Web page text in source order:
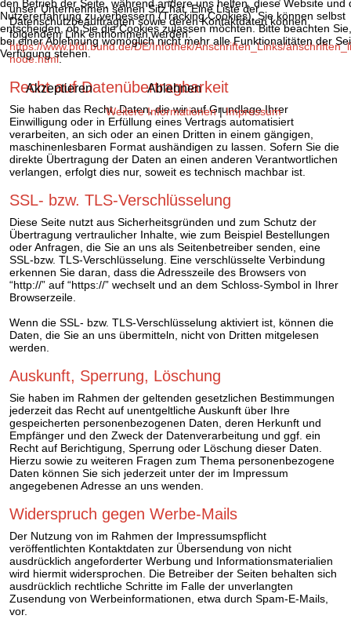
unser Unternehmen seinen Sitz hat. Eine Liste der
Datenschutzbeauftragten sowie deren Kontaktdaten können
folgendem Link entnommen werden:
https://www.bfdi.bund.de/DE/Infothek/Anschriften_Links/
node.html.
Recht auf Datenübertragbarkeit
Sie haben das Recht, Daten, die wir auf Grundlage Ihrer
Einwilligung oder in Erfüllung eines Vertrags automatisiert
verarbeiten, an sich oder an einen Dritten in einem gängigen,
maschinenlesbaren Format aushändigen zu lassen. Sofern Sie die
direkte Übertragung der Daten an einen anderen Verantwortlichen
verlangen, erfolgt dies nur, soweit es technisch machbar ist.
SSL- bzw. TLS-Verschlüsselung
Diese Seite nutzt aus Sicherheitsgründen und zum Schutz der
Übertragung vertraulicher Inhalte, wie zum Beispiel Bestellungen
oder Anfragen, die Sie an uns als Seitenbetreiber senden, eine
SSL-bzw. TLS-Verschlüsselung. Eine verschlüsselte Verbindung
erkennen Sie daran, dass die Adresszeile des Browsers von
“http://” auf “https://” wechselt und an dem Schloss-Symbol in Ihrer
Browserzeile.
Wenn die SSL- bzw. TLS-Verschlüsselung aktiviert ist, können die
Daten, die Sie an uns übermitteln, nicht von Dritten mitgelesen
werden.
Auskunft, Sperrung, Löschung
Sie haben im Rahmen der geltenden gesetzlichen Bestimmungen
jederzeit das Recht auf unentgeltliche Auskunft über Ihre
gespeicherten personenbezogenen Daten, deren Herkunft und
Empfänger und den Zweck der Datenverarbeitung und ggf. ein
Recht auf Berichtigung, Sperrung oder Löschung dieser Daten.
Hierzu sowie zu weiteren Fragen zum Thema personenbezogene
Daten können Sie sich jederzeit unter der im Impressum
angegebenen Adresse an uns wenden.
Widerspruch gegen Werbe-Mails
Der Nutzung von im Rahmen der Impressumspflicht
veröffentlichten Kontaktdaten zur Übersendung von nicht
ausdrücklich angeforderter Werbung und Informationsmaterialien
wird hiermit widersprochen. Die Betreiber der Seiten behalten sich
ausdrücklich rechtliche Schritte im Falle der unverlangten
Zusendung von Werbeinformationen, etwa durch Spam-E-Mails,
vor.
den Betrieb der Seite, während andere uns helfen, diese Website und
Nutzererfahrung zu verbessern (Tracking Cookies). Sie können selbst
entscheiden, ob Sie die Cookies zulassen möchten. Bitte beachten
bei einer Ablehnung womöglich nicht mehr alle Funktionalitäten der
Verfügung stehen.
Akzeptieren Ablehnen
Weitere Informationen|Impressum